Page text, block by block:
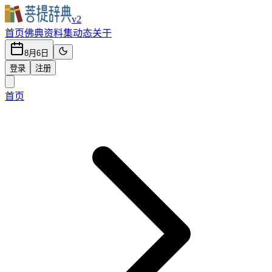
v2
首页佛典资料集动态关于
8月6日
登录
注册
首页